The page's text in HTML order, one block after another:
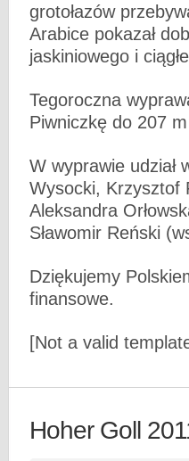
grotołazów
Arabice pokazał
jaskiniowego i
Tegoroczna
Piwniczkę do 207
W wyprawie udział
Wysocki, Krzysztof
Aleksandra
Sławomir Reński
Dziękujemy
finansowe.
[Not a valid
Hoher Goll